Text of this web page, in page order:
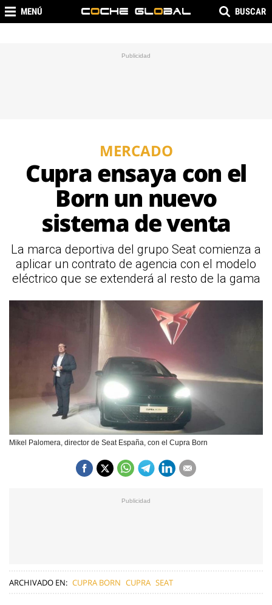
MENÚ BUSCAR
MERCADO
Cupra ensaya con el
Born un nuevo
sistema de venta
La marca deportiva del grupo Seat comienza a
aplicar un contrato de agencia con el modelo
eléctrico que se extenderá al resto de la gama
Mikel Palomera, director de Seat España, con el Cupra Born
ARCHIVADO EN: CUPRA BORN CUPRA SEAT